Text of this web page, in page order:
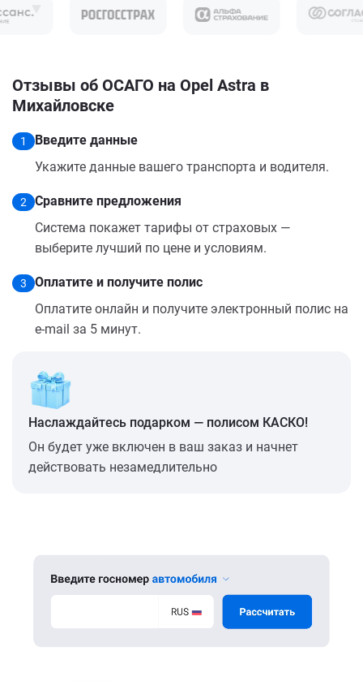
Отзывы об ОСАГО на Opel Astra в
Михайловске
1
Введите данные
Укажите данные вашего транспорта и водителя.
2
Сравните предложения
Система покажет тарифы от страховых —
выберите лучший по цене и условиям.
3
Оплатите и получите полис
Оплатите онлайн и получите электронный полис на
e-mail за 5 минут.
Наслаждайтесь подарком — полисом КАСКО!
Он будет уже включен в ваш заказ и начнет
действовать незамедлительно